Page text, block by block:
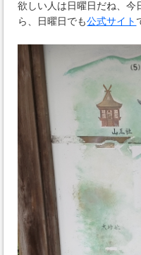
欲しい人は日曜日だね、今
ら、日曜日でも公式サイト